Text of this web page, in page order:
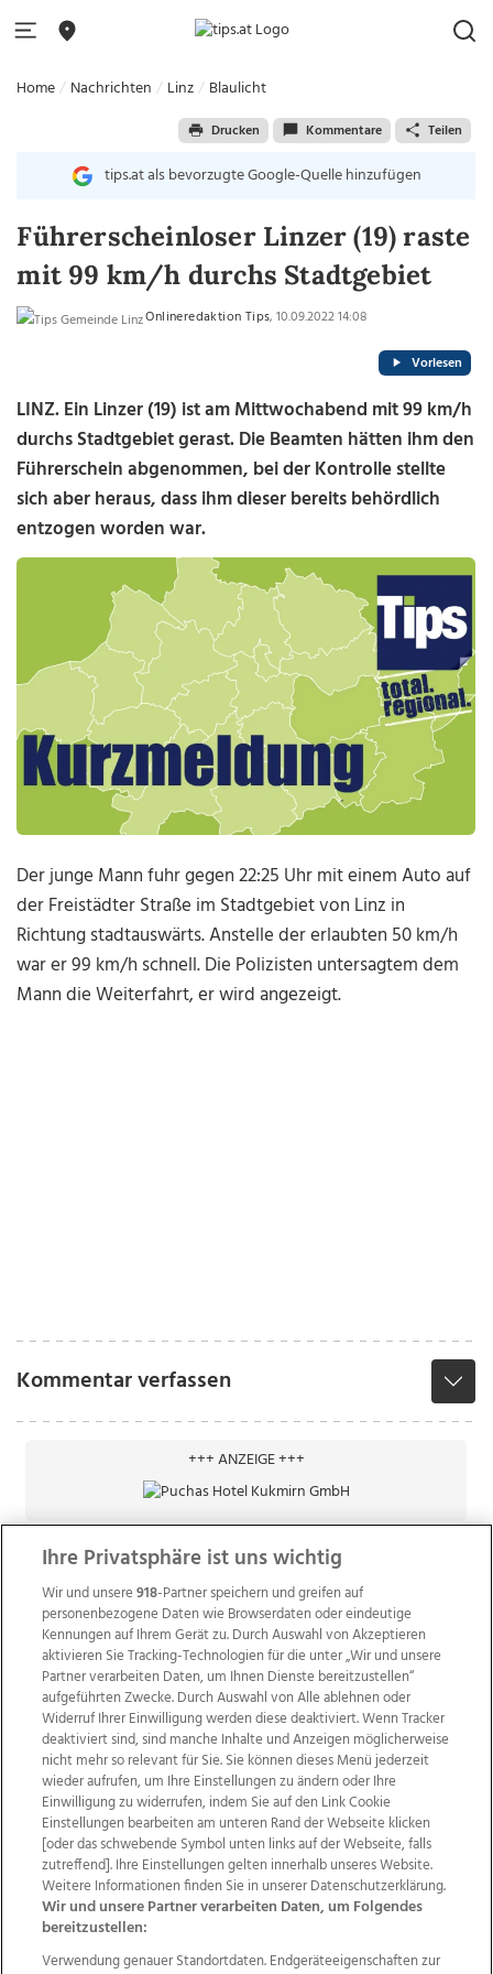
Home Nachrichten Linz Blaulicht
Drucken Kommentare Teilen
tips.at als bevorzugte Google-Quelle hinzufügen
Führerscheinloser Linzer (19) raste
mit 99 km/h durchs Stadtgebiet
Onlineredaktion Tips, 10.09.2022 14:08
Vorlesen
LINZ. Ein Linzer (19) ist am Mittwochabend mit 99 km/h
durchs Stadtgebiet gerast. Die Beamten hätten ihm den
Führerschein abgenommen, bei der Kontrolle stellte
sich aber heraus, dass ihm dieser bereits behördlich
entzogen worden war.
Der junge Mann fuhr gegen 22:25 Uhr mit einem Auto auf
der Freistädter Straße im Stadtgebiet von Linz in
Richtung stadtauswärts. Anstelle der erlaubten 50 km/h
war er 99 km/h schnell. Die Polizisten untersagtem dem
Mann die Weiterfahrt, er wird angezeigt.
Kommentar verfassen
+++ ANZEIGE +++
Wir über uns Mediadaten Kontakt
Jobs
Datenschutz
Impressum
AGB Anzeigekunden
AGB Website
Ehrenkodex Politische Werbung
Weitere Angebote des Medienhauses Wimmer
Ihre Privatsphäre ist uns wichtig
Wir und unsere918-Partner speichern und greifen auf
personenbezogene Daten wie Browserdaten oder eindeutige
Kennungen auf Ihrem Gerät zu. Durch Auswahl von Akzeptieren
aktivieren Sie Tracking-Technologien für die unter „Wir und unsere
Partner verarbeiten Daten, um Ihnen Dienste bereitzustellen“
aufgeführten Zwecke. Durch Auswahl von Alle ablehnen oder
Widerruf Ihrer Einwilligung werden diese deaktiviert. Wenn Tracker
deaktiviert sind, sind manche Inhalte und Anzeigen möglicherweise
nicht mehr so relevant für Sie. Sie können dieses Menü jederzeit
wieder aufrufen, um Ihre Einstellungen zu ändern oder Ihre
Einwilligung zu widerrufen, indem Sie auf den Link Cookie
Einstellungen bearbeiten am unteren Rand der Webseite klicken
[oder das schwebende Symbol unten links auf der Webseite, falls
zutreffend]. Ihre Einstellungen gelten innerhalb unseres Website.
Weitere Informationen finden Sie in unserer Datenschutzerklärung.
Wir und unsere Partner verarbeiten Daten, um Folgendes
bereitzustellen:
Verwendung genauer Standortdaten. Endgeräteeigenschaften zur